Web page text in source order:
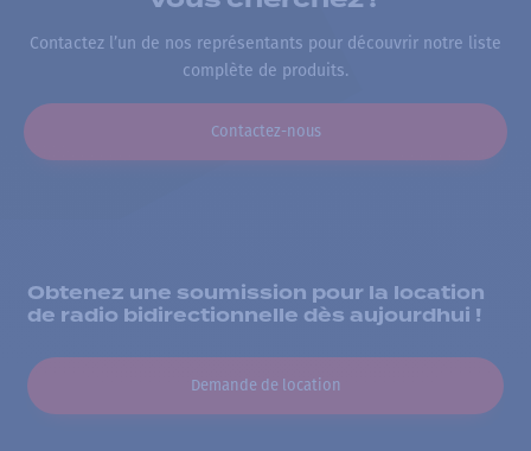
Contactez l’un de nos représentants pour découvrir notre liste
complète de produits.
Contactez-nous
Obtenez une soumission pour la location
de radio bidirectionnelle dès aujourdhui !
Demande de location